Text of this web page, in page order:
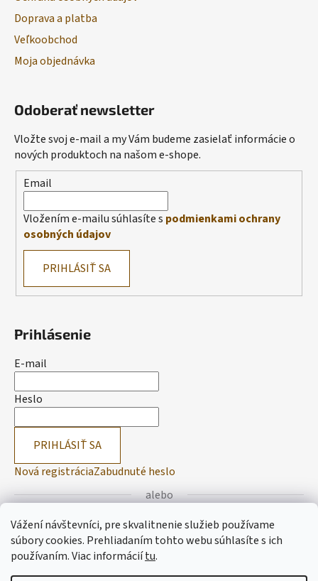
Vážení návštevníci, pre skvalitnenie služieb používame
súbory cookies. Prehliadaním tohto webu súhlasíte s ich
používaním.Viac informáciítu.
Doprava a platba
Veľkoobchod
Moja objednávka
Odoberať newsletter
Vložte svoj e-mail a my Vám budeme zasielať informácie o
nových produktoch na našom e-shope.
Email
Vložením e-mailu súhlasíte s podmienkami ochrany
osobných údajov
PRIHLÁSIŤ SA
Prihlásenie
E-mail
Heslo
PRIHLÁSIŤ SA
Nová registráciaZabudnuté heslo
alebo
Prihlásiť sa cez Facebook
Prihlásiť sa cez Google